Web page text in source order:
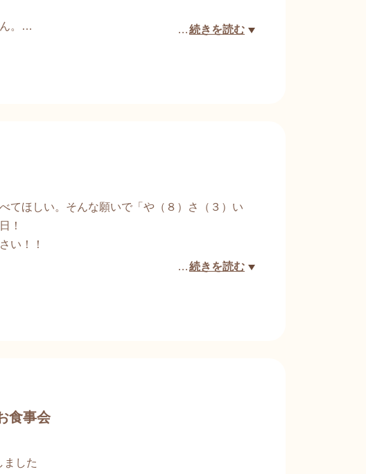
。
…続きを読む
てほしい。そんな願いで「や（８）さ（３）い
！
い！！
…続きを読む
食事会
ました